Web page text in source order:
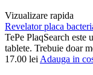
Vizualizare rapida
Revelator placa
TePe PlaqSearch este
tablete. Trebuie doar
17.00 lei Adauga in